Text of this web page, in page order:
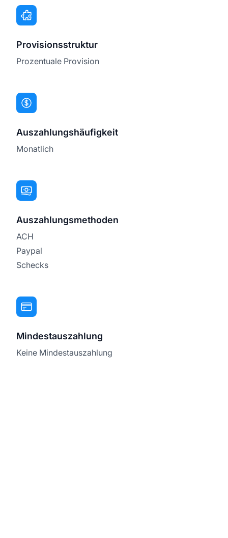
Provisionsstruktur
Prozentuale Provision
Auszahlungshäufigkeit
Monatlich
Auszahlungsmethoden
ACH
Paypal
Schecks
Mindestauszahlung
Keine Mindestauszahlung